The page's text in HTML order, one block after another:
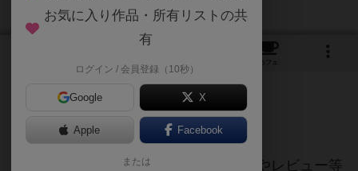
カフェ
ご協力ください
当サイトに掲載されている作品説明文やレビュー等
お気に入り作品・所有リストの共
有
ログイン / 会員登録（10秒）
Google X
Apple Facebook
または